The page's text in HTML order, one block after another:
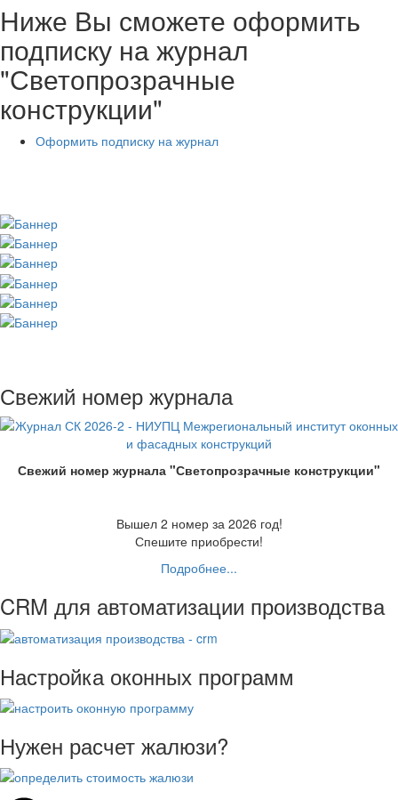
Ниже Вы сможете оформить
подписку на журнал
"Светопрозрачные
конструкции"
Оформить подписку на журнал
Свежий номер журнала
Свежий номер журнала "Светопрозрачные конструкции"
Вышел 2 номер за 2026 год!
Спешите приобрести!
Подробнее...
CRM для автоматизации производства
Настройка оконных программ
Нужен расчет жалюзи?